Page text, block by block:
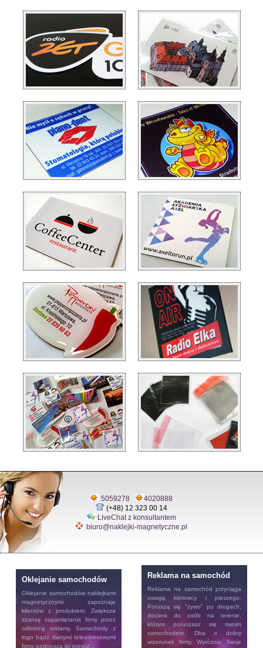
5059278
4020888
(+48) 12 323 00 14
LiveChat z konsultantem
biuro@naklejki-magnetyczne.pl
Oklejanie samochodów
Oklejanie samochodów naklejkami
magnetycznymi zapoznaje
klientów z produktem. Zwiększa
szansę zapamiętania firmy przez
odbiorcę reklamy. Samochody z
logo bądź danymi teleadresowymi
firmy podnoszą jej prestiż...
Reklama na samochód
Reklama na samochód przyciąga
uwagę kierowcy i pieszego.
Poruszą się "żywo" po drogach,
dociera do osób na terenie,
którym poruszasz się swoim
samochodem. Dba o dobry
wizerunek firmy. Wyróżnia Twoje